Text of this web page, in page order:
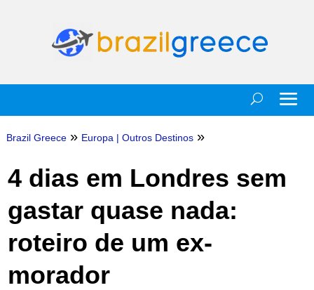
Brazil Greece » Europa | Outros Destinos »
4 dias em Londres sem
gastar quase nada:
roteiro de um ex-
morador